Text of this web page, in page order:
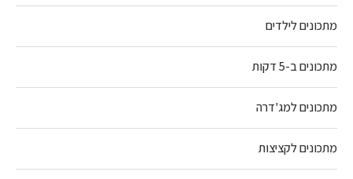
מתכונים לילדים
מתכונים ב-5 דקות
מתכונים למג'דרה
מתכונים לקציצות